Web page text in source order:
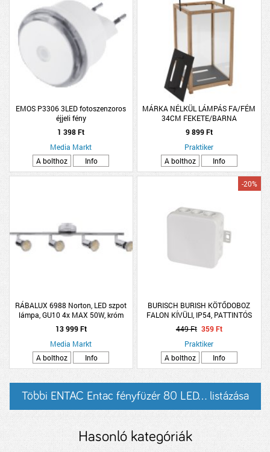
EMOS P3306 3LED fotoszenzoros
éjjeli fény
1 398 Ft
Media Markt
A bolthoz
Info
MÁRKA NÉLKÜL LÁMPÁS FA/FÉM
34CM FEKETE/BARNA
9 899 Ft
Praktiker
A bolthoz
Info
RÁBALUX 6988 Norton, LED szpot
lámpa, GU10 4x MAX 50W, króm
13 999 Ft
Media Markt
A bolthoz
Info
BURISCH BURISH KÖTŐDOBOZ
FALON KÍVÜLI, IP54, PATTINTÓS
FEDÉL, 7,5X7,5X3,7CM, SZÜRKE
-20%
449 Ft 359 Ft
Praktiker
A bolthoz
Info
Többi ENTAC Entac fényfüzér 80 LED... listázása
Hasonló kategóriák